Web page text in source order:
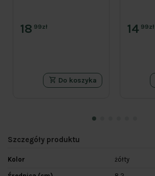
18 99zł
Do koszyka
14 99zł
Szczegóły produktu
Kolor żółty